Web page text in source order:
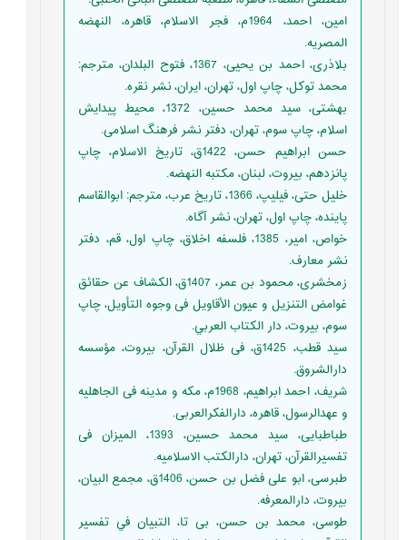
امین، احمد، 1964م، فجر الاسلام، قاهره، النهضه
المصریه.
بلاذری، احمد بن یحیی، 1367، فتوح البلدان، مترجم:
محمد توکل، چاپ اول، تهران، ایران، نشر نقره.
بهشتی، سید محمد حسین، 1372، محیط پیدایش
اسلام، چاپ سوم، تهران، دفتر نشر فرهنگ اسلامی.
حسن ابراهیم حسن، 1422ق، تاریخ الاسلام، چاپ
پانزدهم، بیروت، لبنان، مکتبه النهضه.
خلیل حتی، فیلیپ، 1366، تاریخ عرب، مترجم: ابوالقاسم
پاینده، چاپ اول، تهران، نشر آگاه.
خواص، امیر، 1385، فلسفه اخلاق، چاپ اول، قم، دفتر
نشر معارف.
زمخشرى، محمود بن عمر، 1407ق، الكشاف عن حقائق
غوامض التنزيل و عيون الأقاويل فى وجوه التأويل، چاپ
سوم، بیروت، دار الكتاب العربي.
سید قطب، 1425ق، فی ظلال القرآن، بیروت، مؤسسه
دارالشروق.
شریف، احمد ابراهیم، 1968م، مکه و مدینه فی الجاهلیه
و عهدالرسول، قاهره، دارالفکرالعربی.
طباطبایی، سید محمد حسین، 1393، المیزان فی
تفسیرالقرآن، تهران، دارالکتب الاسلامیه.
طبرسی، ابو علی فضل بن حسن، 1406ق، مجمع البیان،
بیروت، دارالمعرفه.
طوسى، محمد بن حسن، بی تا، التبيان في تفسير